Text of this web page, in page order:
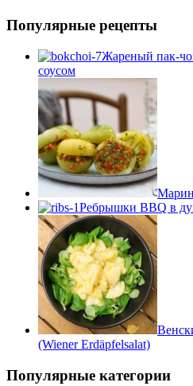
Популярные рецепты
Жареный пак-
соусом
Ребрышки BBQ в
(Wiener Erdäpfelsalat)
Популярные категории